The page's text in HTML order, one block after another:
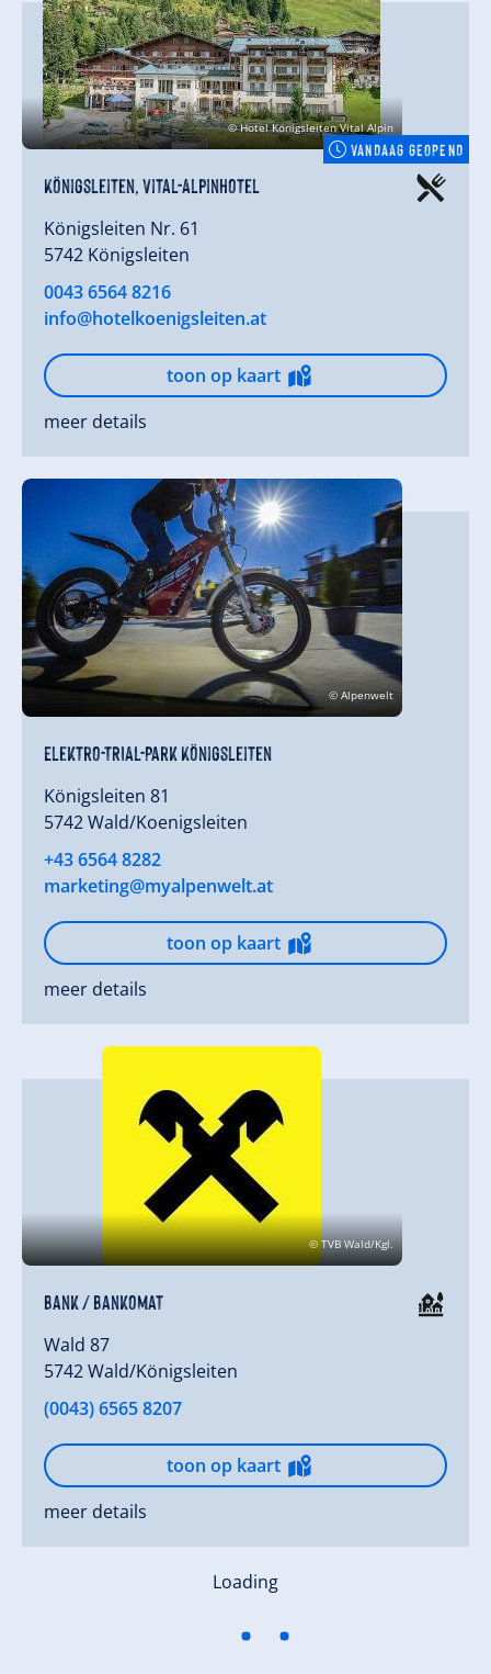
© Hotel Königsleiten Vital Alpin
VANDAAG GEOPEND
Königsleiten, Vital-Alpinhotel
Königsleiten Nr. 61
5742 Königsleiten
0043 6564 8216
info@hotelkoenigsleiten.at
toon op kaart
meer details
© Alpenwelt
Elektro-TRIAL-Park Königsleiten
Königsleiten 81
5742 Wald/Koenigsleiten
+43 6564 8282
marketing@myalpenwelt.at
toon op kaart
meer details
© TVB Wald/Kgl.
Bank / Bankomat
Wald 87
5742 Wald/Königsleiten
(0043) 6565 8207
toon op kaart
meer details
Loading